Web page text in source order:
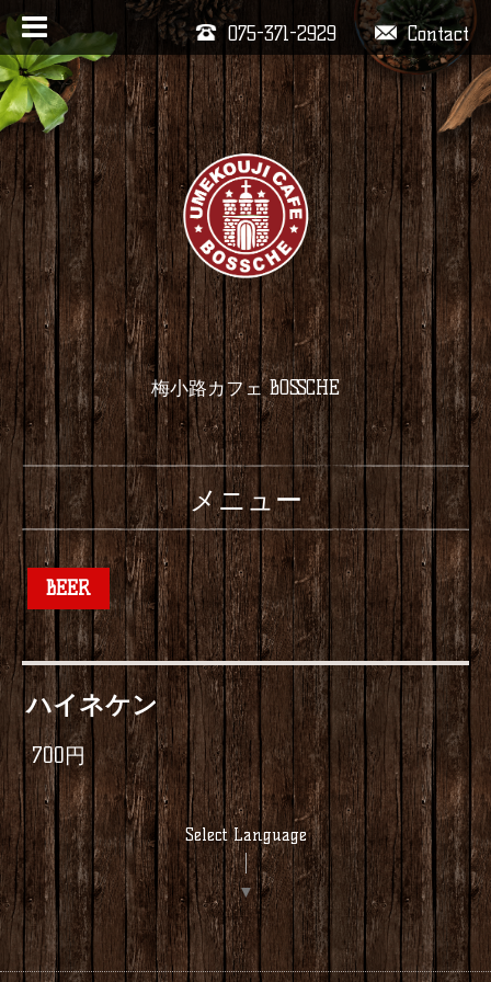
Contact
075-371-2929
梅小路カフェ BOSSCHE
メニュー
BEER
ハイネケン
700円
Select Language
▼